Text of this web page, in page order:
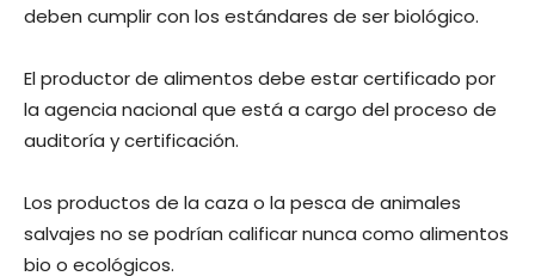
deben cumplir con los estándares de ser biológico.
El productor de alimentos debe estar certificado por
la agencia nacional que está a cargo del proceso de
auditoría y certificación.
Los productos de la caza o la pesca de animales
salvajes no se podrían calificar nunca como alimentos
bio o ecológicos.